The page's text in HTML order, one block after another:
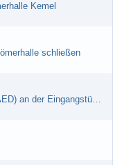
Kemel
schließen
40. Automatisierter Externer Defibrillator (AED) an der Eingangstür zum DGH - Grebenroth